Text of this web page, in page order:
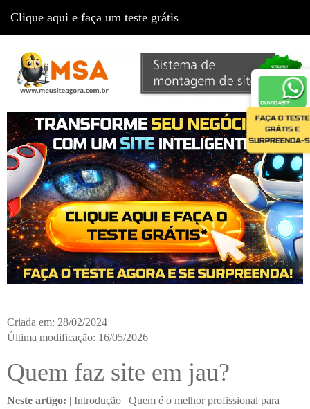
Criada em: 28/02/2024
Última modificação: 16/05/2026
Quem faz site em jau?
Neste artigo: | Introdução | Quem é o melhor profissional para
Clique aqui e faça um teste grátis